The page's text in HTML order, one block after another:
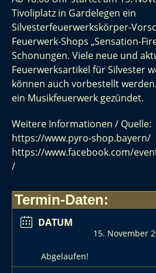
Tivoliplatz in Gardelegen ein
Silvesterfeuerwerkskörper-
Feuerwerk-Shops „Sensation-
Schonungen. Viele neue und
Feuerwerksartikel für Silvester
können auch vorbestellt
ein Musikfeuerwerk gezündet.
Weitere Informationen / Quelle:
https://www.pyro-shop.bayern/
https://www.facebook.com/
/
Termin-Daten:
DATUM
15. November
Abgelaufen!